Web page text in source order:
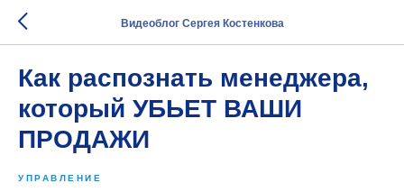
Видеоблог Сергея Костенкова
Как распознать менеджера,
который УБЬЕТ ВАШИ
ПРОДАЖИ
УПРАВЛЕНИЕ